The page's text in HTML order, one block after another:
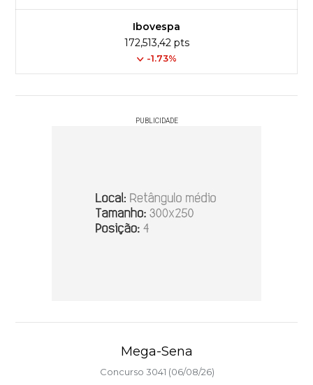
Ibovespa
172,513,42 pts
-1.73%
PUBLICIDADE
Mega-Sena
Concurso 3041 (06/08/26)